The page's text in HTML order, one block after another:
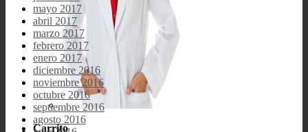
Carrito
mayo 2017
abril 2017
marzo 2017
febrero 2017
enero 2017
diciembre 2016
noviembre 2016
octubre 2016
septiembre 2016
agosto 2016